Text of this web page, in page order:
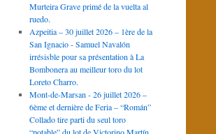
Murteira Grave primé de la vuelta al
ruedo.
Azpeitia – 30 juillet 2026 – 1ère de la
San Ignacio - Samuel Navalón
irrésisble pour sa présentation à La
Bombonera au meilleur toro du lot
Loreto Charro.
Mont-de-Marsan - 26 juillet 2026 –
6ème et dernière de Feria – “Román”
Collado tire parti du seul toro